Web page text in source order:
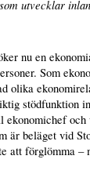
utvecklar
nu en
Som
olika
stödfunktion
ekonomichef
är beläget vid
att förglömma –